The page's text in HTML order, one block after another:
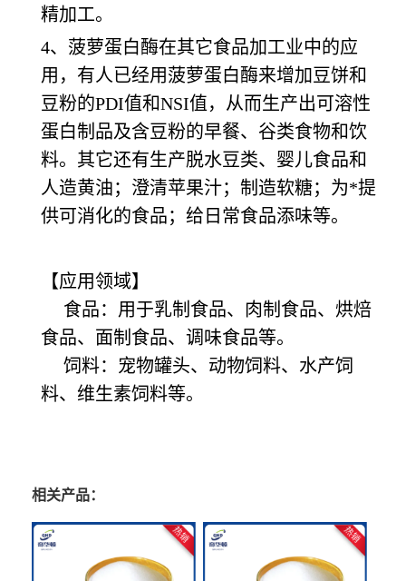
精加工。
4、菠萝蛋白酶在其它食品加工业中的应
用，有人已经用菠萝蛋白酶来增加豆饼和
豆粉的PDI值和NSI值，从而生产出可溶性
蛋白制品及含豆粉的早餐、谷类食物和饮
料。其它还有生产脱水豆类、婴儿食品和
人造黄油；澄清苹果汁；制造软糖；为*提
供可消化的食品；给日常食品添味等。
【应用领域】
食品：用于乳制食品、肉制食品、烘焙
食品、面制食品、调味食品等。
饲料：宠物罐头、动物饲料、水产饲
料、维生素饲料等。
相关产品：